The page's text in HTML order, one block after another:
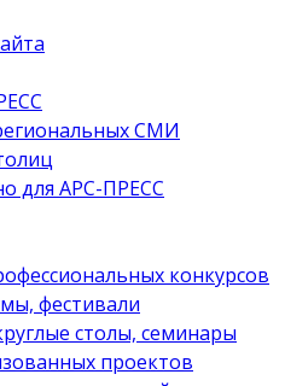
СМИ
для АРС-ПРЕСС
конкурсов
фестивали
столы, семинары
проектов